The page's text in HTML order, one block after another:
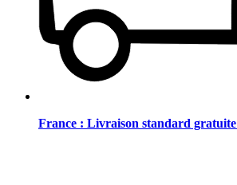
France : Livraison standard gratuite